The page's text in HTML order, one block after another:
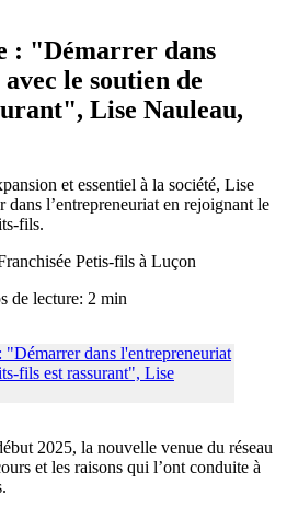
: "Démarrer dans
le soutien de
Lise Nauleau,
et essentiel à la société, Lise
dans l’entrepreneuriat en rejoignant le
fils.
Petis-fils à Luçon
de lecture: 2 min
2025, la nouvelle venue du réseau
et les raisons qui l’ont conduite à